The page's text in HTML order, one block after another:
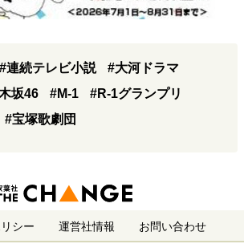
#連続テレビ小説
#大河ドラマ
坂46 #M-1
#R-1グランプリ
#宝塚歌劇団
シー 運営社情報 お問い合わせ